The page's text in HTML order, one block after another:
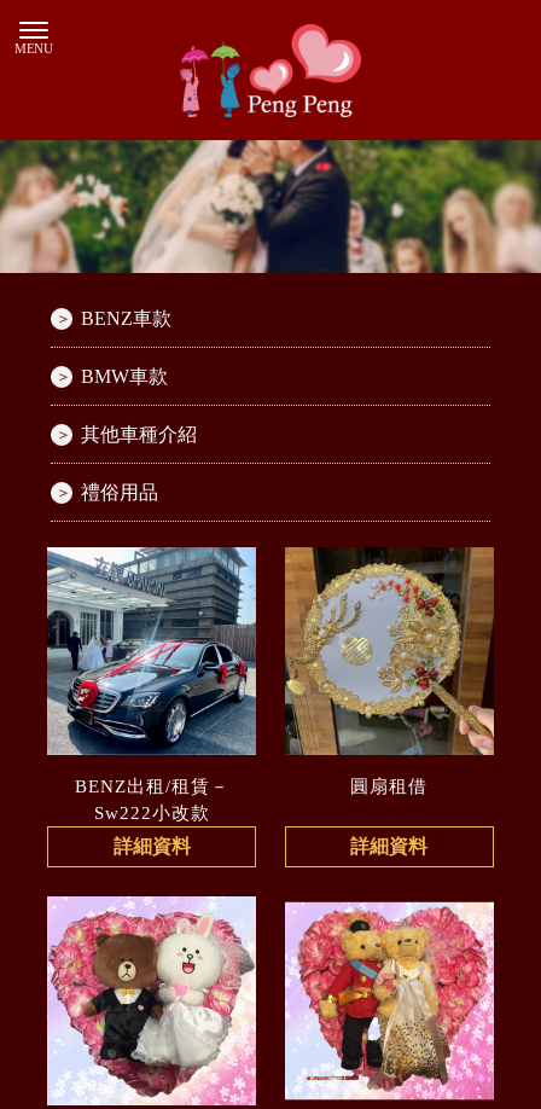
BENZ車款
BMW車款
其他車種介紹
禮俗用品
BENZ出租/租賃－
Sw222小改款
詳細資料
圓扇租借
詳細資料